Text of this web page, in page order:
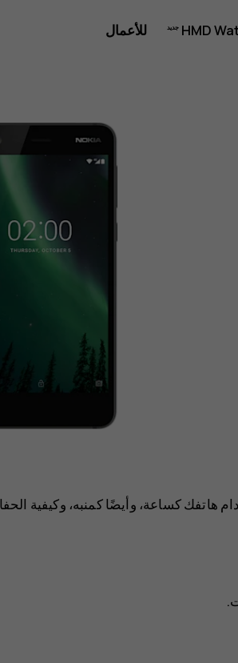
HMD
للأعمال
هاتفك كساعة، وأيضًا كمنبه، وكيفية
.